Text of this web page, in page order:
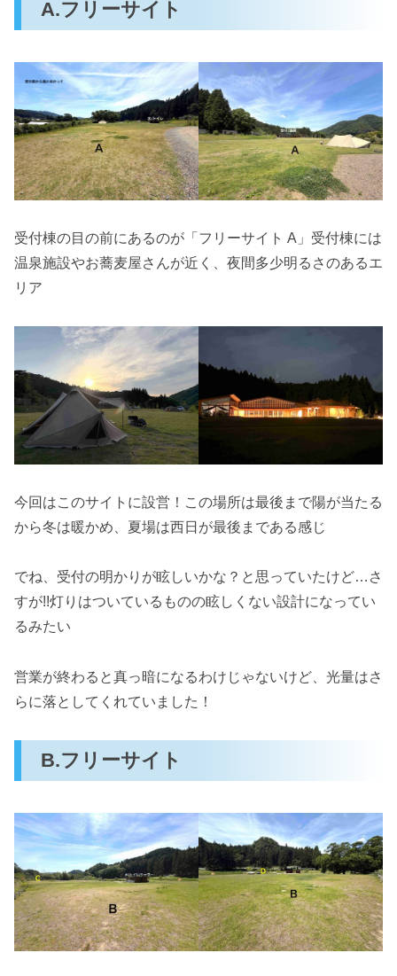
A.フリーサイト
受付棟の目の前にあるのが「フリーサイト A」受付棟には
温泉施設やお蕎麦屋さんが近く、夜間多少明るさのあるエ
リア
今回はこのサイトに設営！この場所は最後まで陽が当たる
から冬は暖かめ、夏場は西日が最後まである感じ
でね、受付の明かりが眩しいかな？と思っていたけど…さ
すが!!灯りはついているものの眩しくない設計になってい
るみたい
営業が終わると真っ暗になるわけじゃないけど、光量はさ
らに落としてくれていました！
B.フリーサイト